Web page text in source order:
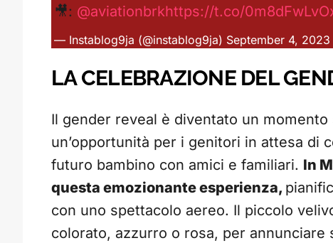
🎥: @aviationbrkhttps://t.co/
— Instablog9ja (@instablog9ja) September 4, 2023
LA CELEBRAZIONE DEL
Il gender reveal è diventato un
un’opportunità per i genitori in attesa di
futuro bambino con amici e familiari. In
questa emozionante esperienza,
con uno spettacolo aereo. Il piccolo
colorato, azzurro o rosa, per